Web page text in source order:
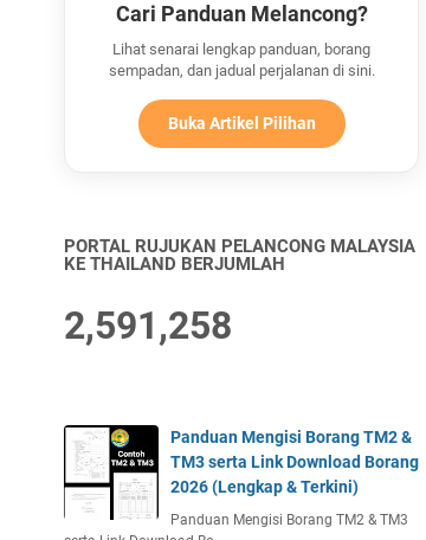
Cari Panduan Melancong?
Lihat senarai lengkap panduan, borang
sempadan, dan jadual perjalanan di sini.
Buka Artikel Pilihan
PORTAL RUJUKAN PELANCONG MALAYSIA
KE THAILAND BERJUMLAH
2,591,258
Panduan Mengisi Borang TM2 &
TM3 serta Link Download Borang
2026 (Lengkap & Terkini)
Panduan Mengisi Borang TM2 & TM3